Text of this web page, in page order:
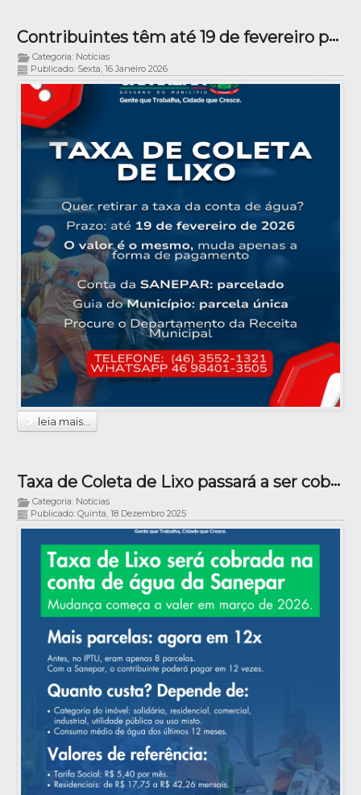
Contribuintes têm até 19 de fevereiro para solicitar retirada da Taxa de Coleta de Lixo da conta de água
Categoria: Notícias
Publicado: Sexta, 16 Janeiro 2026
leia mais...
Taxa de Coleta de Lixo passará a ser cobrada na conta de água da Sanepar
Categoria: Notícias
Publicado: Quinta, 18 Dezembro 2025